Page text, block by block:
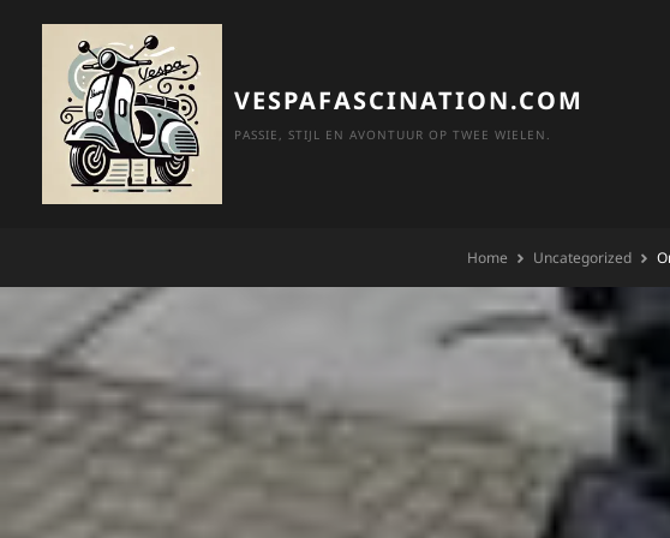
content
VESPAFASCINATION.COM
PASSIE, STIJL EN AVONTUUR OP TWEE WIELEN.
Home Uncategorized